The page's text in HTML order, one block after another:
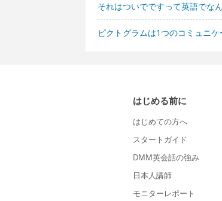
それはついでですって英語でな
ピクトグラムは1つのコミュニ
はじめる前に
はじめての方へ
スタートガイド
DMM英会話の強み
日本人講師
モニターレポート